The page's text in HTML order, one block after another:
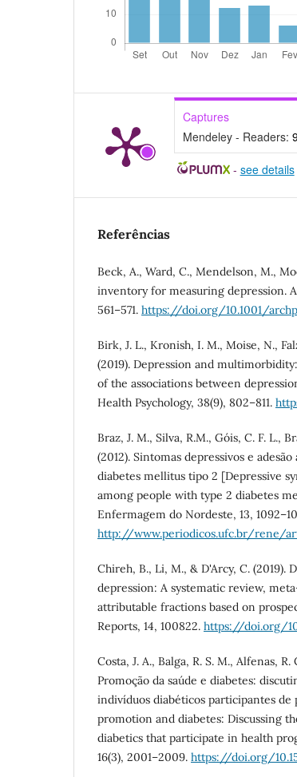
Captures
Mendeley - Readers:
- see details
Referências
Beck, A., Ward, C., Mendelson, M.,
inventory for measuring depression.
561–571. https://doi.org/10.1001/
Birk, J. L., Kronish, I. M., Moise, N.,
(2019). Depression and
of the associations between
Health Psychology, 38(9), 802–811.
Braz, J. M., Silva, R.M., Góis, C. F. L.,
(2012). Sintomas depressivos e
diabetes mellitus tipo 2 [Depressive
among people with type 2 diabetes
Enfermagem do Nordeste, 13,
http://www.periodicos.ufc.br/rene/
Chireh, B., Li, M., & D'Arcy, C. (2019).
depression: A systematic review,
attributable fractions based on
Reports, 14, 100822. https://doi.org/
Costa, J. A., Balga, R. S. M., Alfenas, R.
Promoção da saúde e diabetes:
indivíduos diabéticos participantes de
promotion and diabetes: Discussing
diabetics that participate in health
16(3), 2001–2009. https://doi.org/